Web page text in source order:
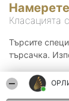
Класацията
Търсите
търсачка.